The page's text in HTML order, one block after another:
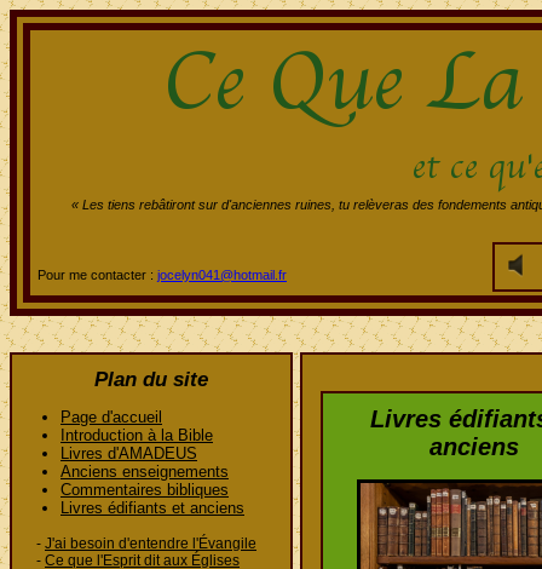
« Les tiens rebâtiront sur d'anciennes ruines, tu relèveras des fondements
Pour me contacter : jocelyn041@hotmail.fr
Plan du site
Page d'accueil
Introduction à la Bible
Livres d'AMADEUS
Anciens enseignements
Commentaires bibliques
Livres édifiants et anciens
- J'ai besoin d'entendre l'Évangile
- Ce que l'Esprit dit aux Églises
Livres
anciens